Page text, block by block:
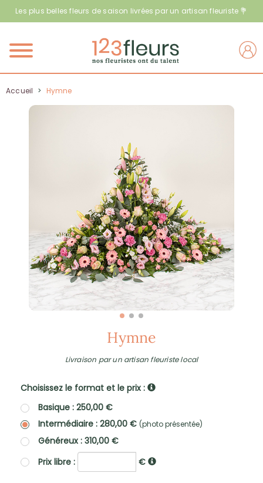
Les plus belles fleurs de saison livrées par un artisan fleuriste 💐
Menu
Accueil > Hymne
Hymne
Livraison par un artisan fleuriste local
Choisissez le format et le prix :
Basique : 250,00 €
Intermédiaire : 280,00 € (photo présentée)
Généreux : 310,00 €
Prix libre :
€